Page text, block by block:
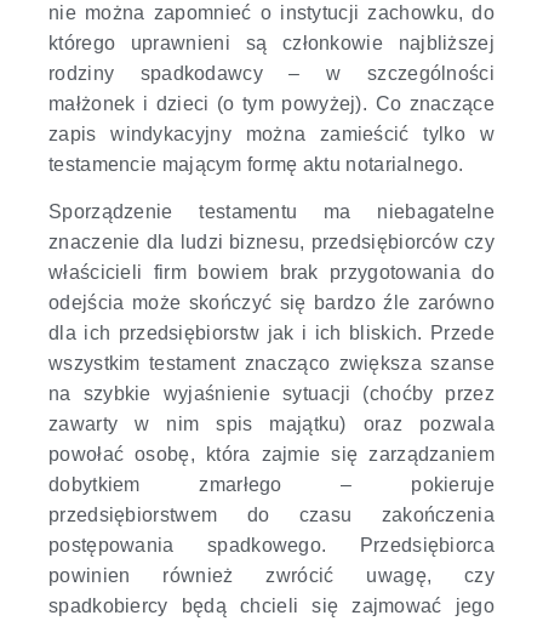
nie można zapomnieć o instytucji zachowku, do
którego uprawnieni są członkowie najbliższej
rodziny spadkodawcy – w szczególności
małżonek i dzieci (o tym powyżej). Co znaczące
zapis windykacyjny można zamieścić tylko w
testamencie mającym formę aktu notarialnego.
Sporządzenie testamentu ma niebagatelne
znaczenie dla ludzi biznesu, przedsiębiorców czy
właścicieli firm bowiem brak przygotowania do
odejścia może skończyć się bardzo źle zarówno
dla ich przedsiębiorstw jak i ich bliskich. Przede
wszystkim testament znacząco zwiększa szanse
na szybkie wyjaśnienie sytuacji (choćby przez
zawarty w nim spis majątku) oraz pozwala
powołać osobę, która zajmie się zarządzaniem
dobytkiem zmarłego – pokieruje
przedsiębiorstwem do czasu zakończenia
postępowania spadkowego. Przedsiębiorca
powinien również zwrócić uwagę, czy
spadkobiercy będą chcieli się zajmować jego